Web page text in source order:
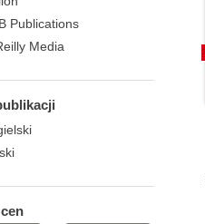
Publications
Media